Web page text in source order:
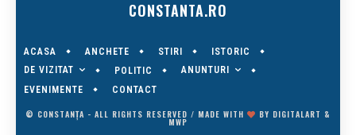
CONSTANTA.RO
ACASA ANCHETE STIRI
ISTORIC
DE VIZITAT
POLITIC
ANUNTURI
EVENIMENTE
CONTACT
© CONSTANȚA - ALL RIGHTS RESERVED / MADE WITH BY DIGITALART &
MWP